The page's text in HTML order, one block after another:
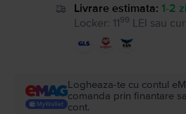
Livrare estimata: 1-2
Locker: 1199 LEI sau
Logheaza-te cu contul
comanda prin finantare
cont.